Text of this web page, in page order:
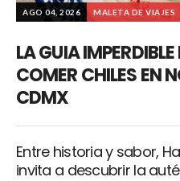
AGO 04, 2026 MALETA DE VIAJES
LA GUIA
COMER CHILES EN
CDMX
Entre historia y sabor,
invita a descubrir la